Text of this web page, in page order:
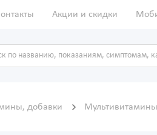
Акции и скидки
добавки Мультивитамины